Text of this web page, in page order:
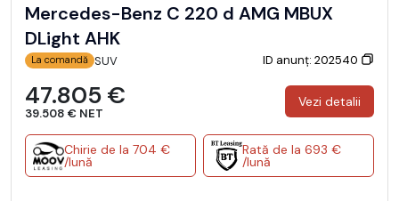
Mercedes-Benz C 220 d AMG MBUX
DLight AHK
La comandă SUV ID anunț: 202540
47.805 €
39.508 € NET
Vezi detalii
Chirie de la 704 €
/lună
Rată de la 693 €
/lună